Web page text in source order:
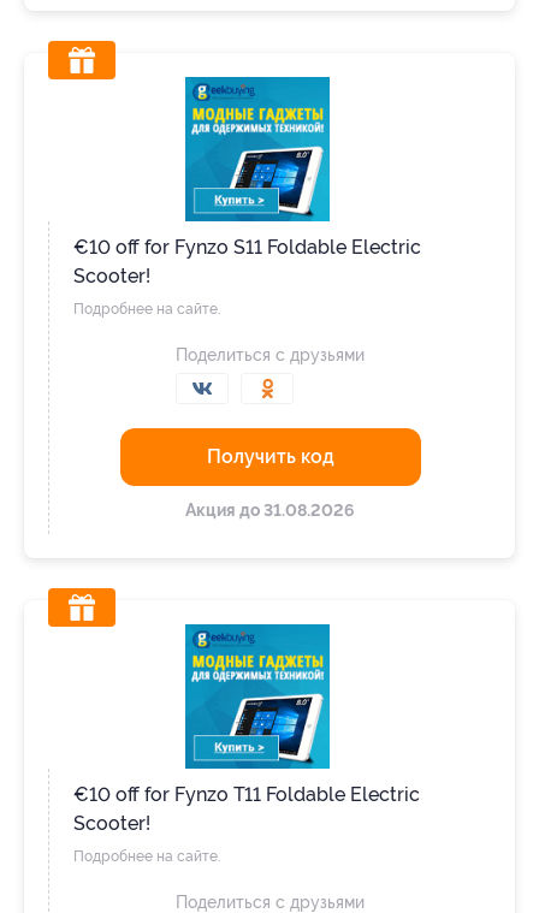
€10 off for Fynzo S11 Foldable Electric
Scooter!
Подробнее на сайте.
Получить код
Акция до 31.08.2026
Поделиться с друзьями
€10 off for Fynzo T11 Foldable Electric
Scooter!
Подробнее на сайте.
Поделиться с друзьями